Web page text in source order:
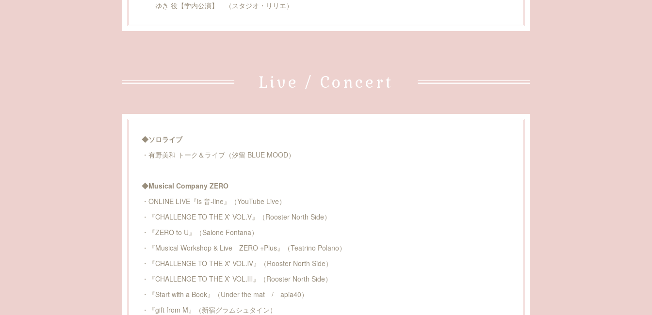
ゆき 役【学内公演】 （スタジオ・リリエ）
Live / Concert
◆ソロライブ
・有野美和 トーク＆ライブ（汐留 BLUE MOOD）
◆Musical Company ZERO
・ONLINE LIVE『is 音-line』（YouTube Live）
・『CHALLENGE TO THE X' VOL.Ⅴ』（Rooster North Side）
・『ZERO to U』（Salone Fontana）
・『Musical Workshop & Live ZERO +Plus』（Teatrino Polano）
・『CHALLENGE TO THE X' VOL.Ⅳ』（Rooster North Side）
・『CHALLENGE TO THE X' VOL.Ⅲ』（Rooster North Side）
・『Start with a Book』（Under the mat / apia40）
・『gift from M』（新宿グラムシュタイン）